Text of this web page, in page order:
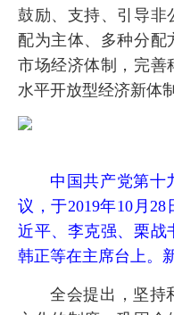
鼓励、支持、引导非
配为主体、多种分配
市场经济体制，完善
水平开放型经济新体制
中国共产党第十
议，于2019年10月
近平、李克强、栗战
韩正等在主席台上。
全会提出，坚持